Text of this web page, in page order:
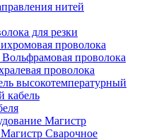
нитей
для резки
проволока
Вольфрамовая проволока
проволока
высокотемпературный
кабель
Магистр
Сварочное